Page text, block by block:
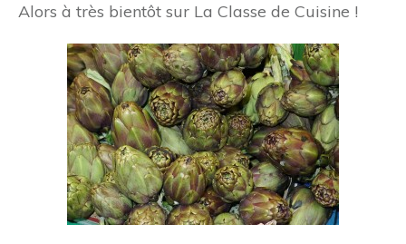
Alors à très bientôt sur La Classe de Cuisine !